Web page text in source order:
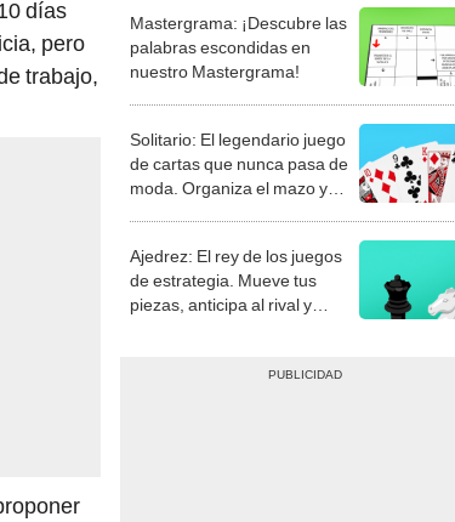
pero
trabajo,
una
palabras escondidas en
nuestro Mastergrama!
de cartas que nunca pasa de
moda. Organiza el mazo y
demuestra tu habilidad.
de estrategia. Mueve tus
piezas, anticipa al rival y
consigue el jaque mate.